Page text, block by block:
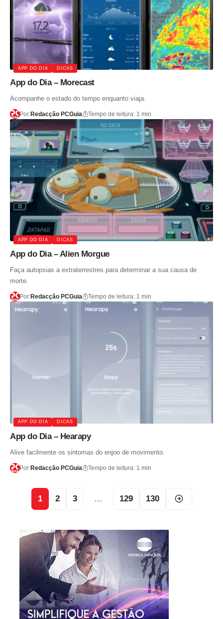
APP DO DIA DICAS
App do Dia – Morecast
Acompanhe o estado do tempo enquanto viaja.
Por:Redacção PCGuia Tempo de leitura: 1 min
APP DO DIA DICAS
App do Dia – Alien Morgue
Faça autopsias a extraterrestres para determinar a sua causa de
morte.
Por:Redacção PCGuia Tempo de leitura: 1 min
APP DO DIA DICAS
App do Dia – Hearapy
Alive facilmente os sintomas do enjoo de movimento.
Por:Redacção PCGuia Tempo de leitura: 1 min
1 2 3 … 129 130